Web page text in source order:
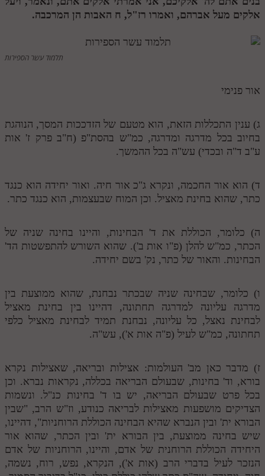
תלמוד עשר הספירות חלק יג
בית שער הכוונות
אודות האתר
אודות האתר
אתר הבית
דף היומי בזוהר הקדוש
אלקים מעל אברהם, ואמרו רז"ל, ח האבות הן המרכבה.
תלמוד עשר הספירות
אור פנימי
ג) ענין התכללות הזאת, הוא מטעם של הזדככות המסך, הנוהגת
בחיוב בכל מדרגה ומדרגה, כמ"ש בהסת"פ (ח"ב פרק ז' אות
ע"ב ד"ה ובכדי) עש"ה בכל ההמשך.
ד) הוא אור החכמה, ונקרא ג"כ אור חיה. ואור יחידה הוא כנגד
כתר, שהוא בחינת מאציל. וכן המוח שבעצמות, הוא כנגד כתר.
ה) כלומר, הכוללת את ד' הבחינות, והיינו בחינה שניה של
הכתר, כמ"ש להלן (פ"ו אות ב'). שהוא השורש להתפשטות הד'
הבחינות. והאור של כתר, נק' בשם יחידה.
ו) כלומר, שבחינה שניה שבכתר נבחנת, שהוא ממוצעת בין
מדרגה עליונה למדרגה תחתונה, דהיינו בין בחינת מאציל
לבחינת נאצל, כל עליונה, נבחנת תמיד לבחינת מאציל כלפי
תחתונה, כמ"ש לעיל (פ"ה אות א'), עש"ה.
ז) מדבר כאן מב' העולמות: אצילות ובריאה, שאצילות נקרא
בורא, וד' בחינות, שבעולם הבריאה בכללה, נקראות נברא. וכן
בכל פרט שבעולם הבריאה, יש בו ד' בחינות כנ"ל. ונשמות
הצדיקים מושפעות מאצילות לבריאה כנודע, וז"ש הרב, "שבין
הבורא ית' ובין הנברא שהיא הבחינה הכוללת הרוחניות", דהיינו,
שיש בחינה ממוצעת, בין הבורא ית' ובין הכתר, שהוא אור
היחידה הכוללת הרוחנית של אדם, והיינו, הרוחניות של אדם
הנזכר לעיל בדברי הרב (אות א'), הנקרא, נפש, רוח, נשמה,